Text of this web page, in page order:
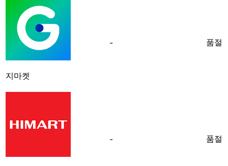
지마켓
- 품절
- 품절